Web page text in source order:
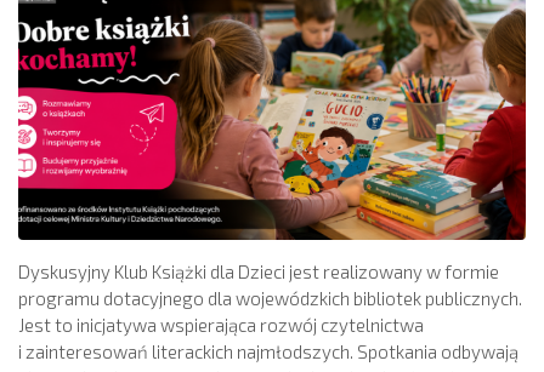
Dyskusyjny Klub Książki dla Dzieci jest realizowany w formie
programu dotacyjnego dla wojewódzkich bibliotek publicznych.
Jest to inicjatywa wspierająca rozwój czytelnictwa
i zainteresowań literackich najmłodszych. Spotkania odbywają